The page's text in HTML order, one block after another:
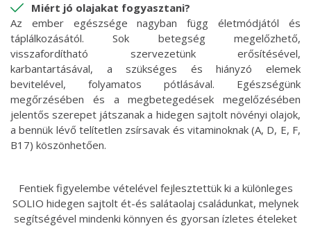
Miért jó olajakat fogyasztani?
Az ember egészsége nagyban függ életmódjától és
táplálkozásától. Sok betegség megelőzhető,
visszafordítható szervezetünk erősítésével,
karbantartásával, a szükséges és hiányzó elemek
bevitelével, folyamatos pótlásával. Egészségünk
megőrzésében és a megbetegedések megelőzésében
jelentős szerepet játszanak a hidegen sajtolt növényi olajok,
a bennük lévő telítetlen zsírsavak és vitaminoknak (A, D, E, F,
B17) köszönhetően.
Fentiek figyelembe vételével fejlesztettük ki a különleges
SOLIO hidegen sajtolt ét-és salátaolaj családunkat, melynek
segítségével mindenki könnyen és gyorsan ízletes ételeket